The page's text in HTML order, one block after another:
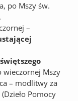
po Mszy św.
.
–
wieczornej Mszy
– modlitwy za
Pomocy